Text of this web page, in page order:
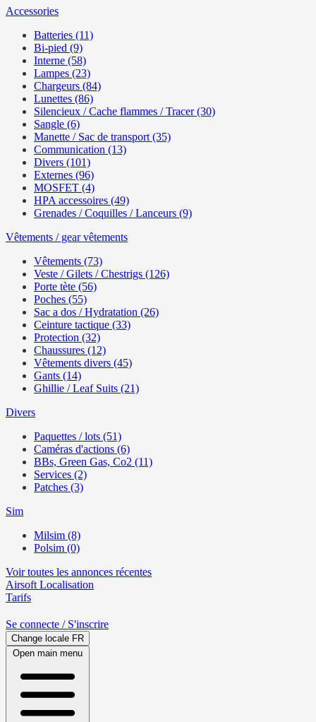
Accessories
Batteries (11)
Bi-pied (9)
Interne (58)
Lampes (23)
Chargeurs (84)
Lunettes (86)
Silencieux / Cache flammes / Tracer (30)
Sangle (6)
Manette / Sac de transport (35)
Communication (13)
Divers (101)
Externes (96)
MOSFET (4)
HPA accessoires (49)
Grenades / Coquilles / Lanceurs (9)
Vêtements / gear vêtements
Vêtements (73)
Veste / Gilets / Chestrigs (126)
Porte tète (56)
Poches (55)
Sac a dos / Hydratation (26)
Ceinture tactique (33)
Protection (32)
Chaussures (12)
Vêtements divers (45)
Gants (14)
Ghillie / Leaf Suits (21)
Divers
Paquettes / lots (51)
Caméras d'actions (6)
BBs, Green Gas, Co2 (11)
Services (2)
Patches (3)
Sim
Milsim (8)
Polsim (0)
Voir toutes les annonces récentes
Airsoft Localisation
Tarifs
Se connecte / S'inscrire
Change locale FR
Open main menu